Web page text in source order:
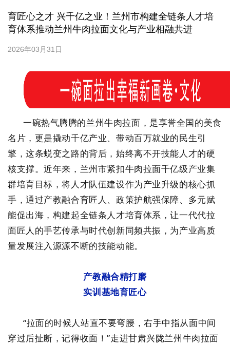
育匠心之才 兴千亿之业！兰州市构建全链条人才培
育体系推动兰州牛肉拉面文化与产业相融共进
2026年03月31日
一碗热气腾腾的兰州牛肉拉面，是享誉全国的美食
名片，更是撬动千亿产业、带动百万就业的民生引
擎，这条蜕变之路的背后，始终离不开技能人才的硬
核支撑。近年来，兰州市紧扣牛肉拉面千亿级产业集
群培育目标，将人才队伍建设作为产业升级的核心抓
手，通过产教融合育匠人、政策护航强保障、多元赋
能促出海，构建起全链条人才培育体系，让一代代拉
面匠人的手艺传承与时代创新同频共振，为产业高质
量发展注入源源不断的技能动能。
产教融合精打磨
实训基地育匠心
“拉面的时候人站直不要弯腰，右手中指从面中间
穿过后扯断，记得收面！”走进甘肃兴陇兰州牛肉拉面